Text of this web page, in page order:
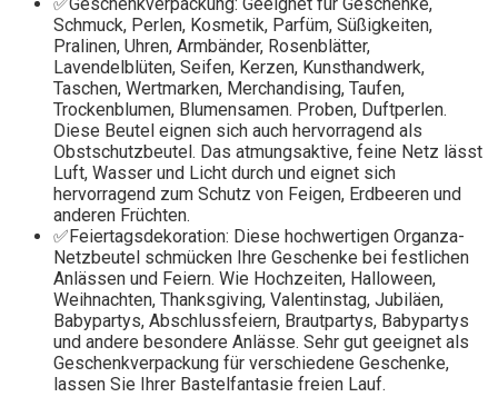
Schmuck, Perlen, Kosmetik, Parfüm, Süßigkeiten,
Pralinen, Uhren, Armbänder, Rosenblätter,
Lavendelblüten, Seifen, Kerzen, Kunsthandwerk,
Taschen, Wertmarken, Merchandising, Taufen,
Trockenblumen, Blumensamen. Proben, Duftperlen.
Diese Beutel eignen sich auch hervorragend als
Obstschutzbeutel. Das atmungsaktive, feine Netz lässt
Luft, Wasser und Licht durch und eignet sich
hervorragend zum Schutz von Feigen, Erdbeeren und
anderen Früchten.
✅Feiertagsdekoration: Diese hochwertigen Organza-
Netzbeutel schmücken Ihre Geschenke bei festlichen
Anlässen und Feiern. Wie Hochzeiten, Halloween,
Weihnachten, Thanksgiving, Valentinstag, Jubiläen,
Babypartys, Abschlussfeiern, Brautpartys, Babypartys
und andere besondere Anlässe. Sehr gut geeignet als
Geschenkverpackung für verschiedene Geschenke,
lassen Sie Ihrer Bastelfantasie freien Lauf.